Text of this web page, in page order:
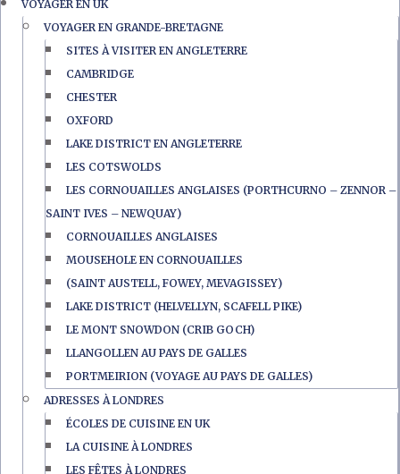
VOYAGER EN UK
VOYAGER EN GRANDE-BRETAGNE
SITES À VISITER EN ANGLETERRE
CAMBRIDGE
CHESTER
OXFORD
LAKE DISTRICT EN ANGLETERRE
LES COTSWOLDS
LES CORNOUAILLES ANGLAISES (PORTHCURNO – ZENNOR –
SAINT IVES – NEWQUAY)
CORNOUAILLES ANGLAISES
MOUSEHOLE EN CORNOUAILLES
(SAINT AUSTELL, FOWEY, MEVAGISSEY)
LAKE DISTRICT (HELVELLYN, SCAFELL PIKE)
LE MONT SNOWDON (CRIB GOCH)
LLANGOLLEN AU PAYS DE GALLES
PORTMEIRION (VOYAGE AU PAYS DE GALLES)
ADRESSES À LONDRES
ÉCOLES DE CUISINE EN UK
LA CUISINE À LONDRES
LES FÊTES À LONDRES